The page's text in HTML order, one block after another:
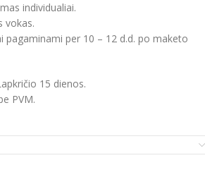
individualiai.
vokas.
pagaminami per 10 – 12 d.d. po maketo
15 dienos.
PVM.